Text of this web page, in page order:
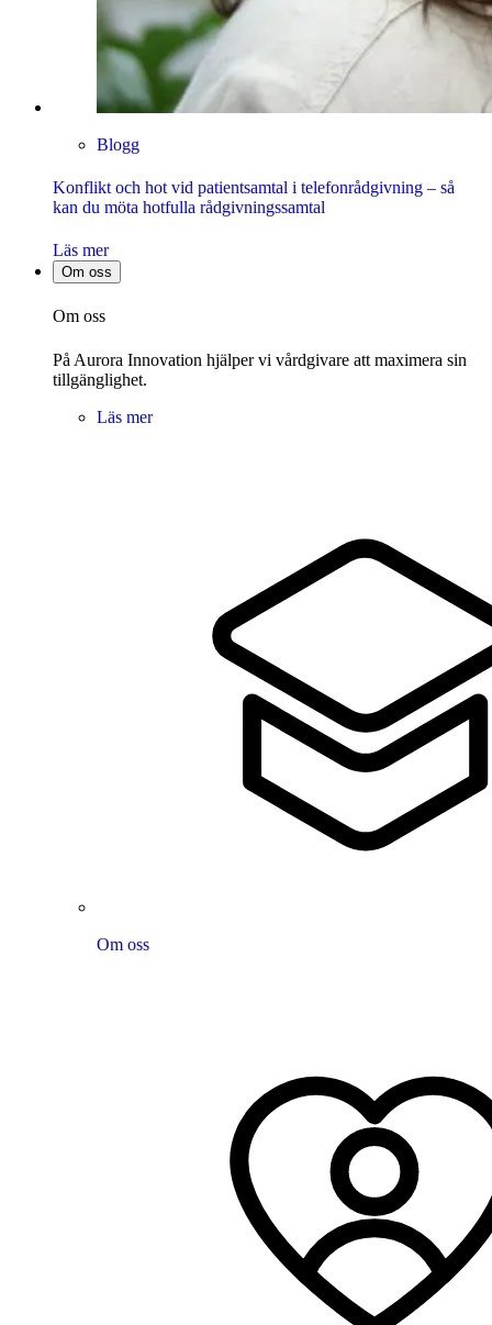
Blogg
Konflikt och hot vid patientsamtal i telefonrådgivning – så
kan du möta hotfulla rådgivningssamtal
Läs mer
Om oss
Om oss
På Aurora Innovation hjälper vi vårdgivare att maximera sin
tillgänglighet.
Läs mer
Om oss